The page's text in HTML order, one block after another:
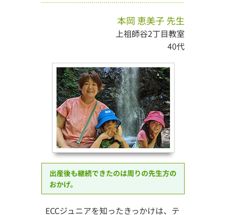
本岡 恵美子 先生
上祖師谷2丁目教室
40代
出産後も継続できたのは周りの先生方の
おかげ。
ECCジュニアを知ったきっかけは、テ